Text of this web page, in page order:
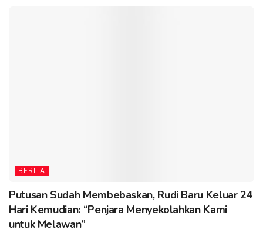
BERITA
Putusan Sudah Membebaskan, Rudi Baru Keluar 24
Hari Kemudian: “Penjara Menyekolahkan Kami
untuk Melawan”